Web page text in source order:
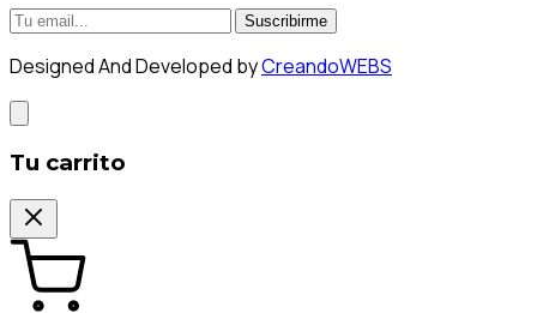
Suscribirme
Designed And Developed byCreandoWEBS
Tu carrito